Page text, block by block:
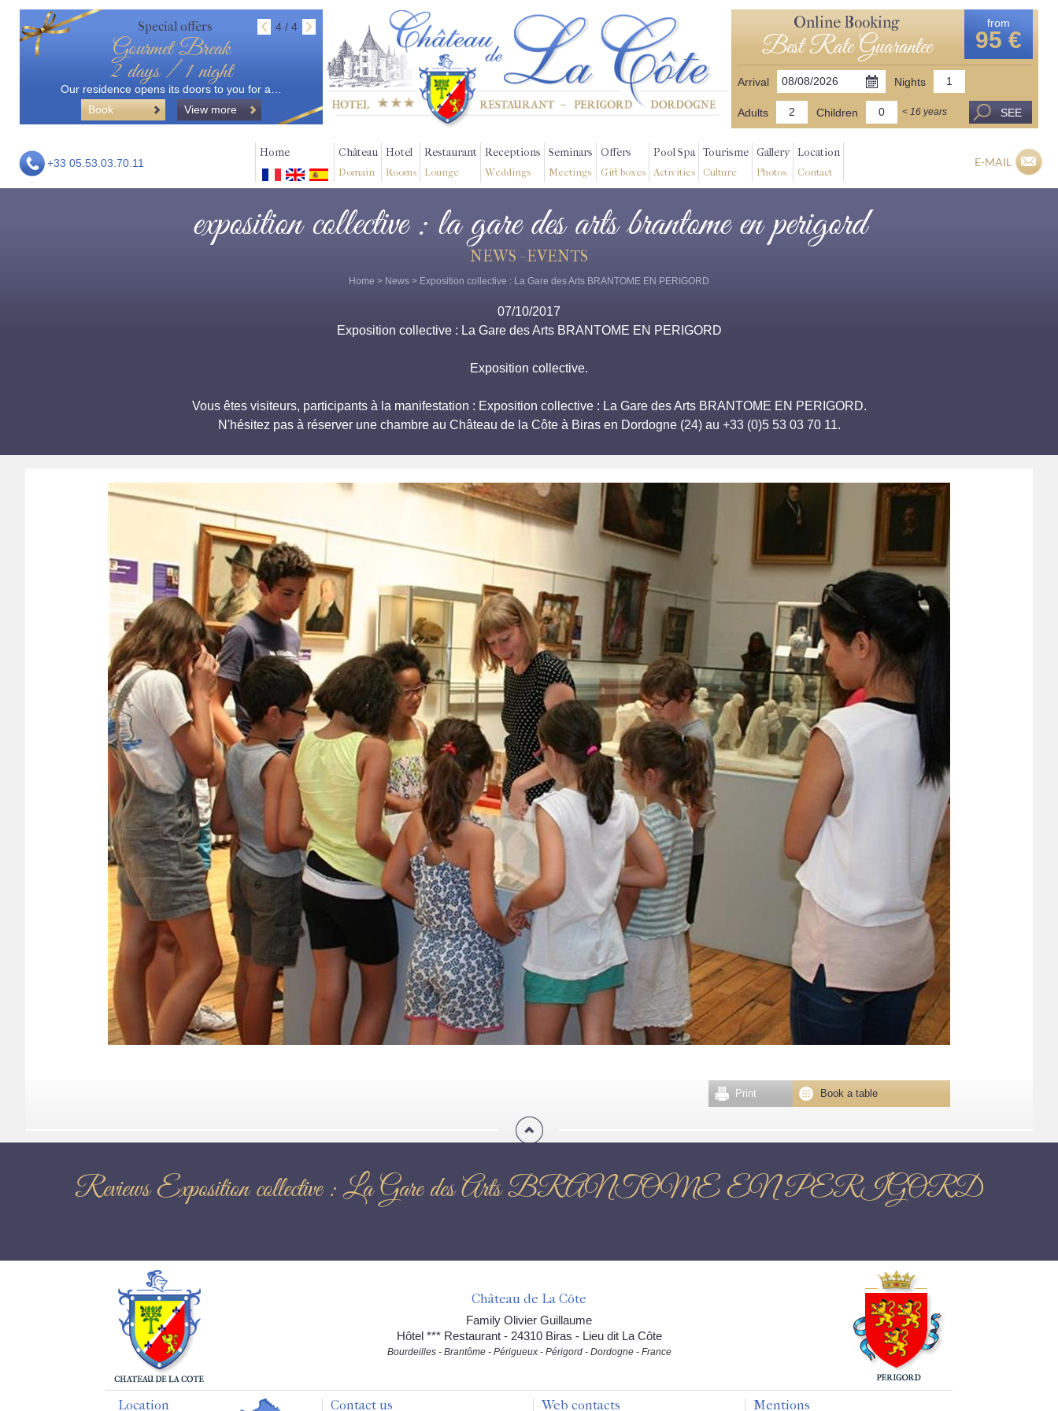
Special offers 4 / 4
Gourmet Break
2 days / 1 night
Our residence opens its doors to you for a…
Book
View more
Online Booking
Best Rate Guarantee
from
95 €
Arrival Nights
Adults Children < 16 years SEE
+33 05.53.03.70.11
Home Château
Domain
Hotel
Rooms
Restaurant
Lounge
Receptions
Weddings
Seminars
Meetings
Offers
Gift boxes
Pool Spa
Activities
Tourisme
Culture
Gallery
Photos
Location
Contact
E-MAIL
exposition collective : la gare des arts brantome en perigord
NEWS - EVENTS
Home > News > Exposition collective : La Gare des Arts BRANTOME EN PERIGORD
07/10/2017
Exposition collective : La Gare des Arts BRANTOME EN PERIGORD
Exposition collective.
Vous êtes visiteurs, participants à la manifestation : Exposition collective : La Gare des Arts BRANTOME EN PERIGORD.
N'hésitez pas à réserver une chambre au Château de la Côte à Biras en Dordogne (24) au +33 (0)5 53 03 70 11.
Book a table
Print
Reviews Exposition collective : La Gare des Arts BRANTOME EN PERIGORD
Château de La Côte
Family Olivier Guillaume
Hôtel *** Restaurant - 24310 Biras - Lieu dit La Côte
Bourdeilles - Brantôme - Périgueux - Périgord - Dordogne - France
Location Contact us Web contacts Mentions